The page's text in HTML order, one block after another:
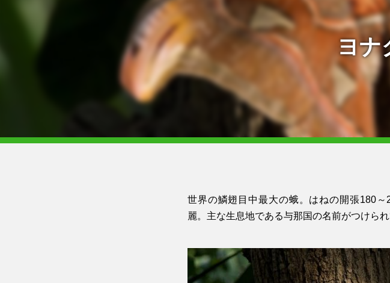
ヨナ
世界の鱗翅目中最大の蛾。はねの開張180
麗。主な生息地である与那国の名前がつけられ